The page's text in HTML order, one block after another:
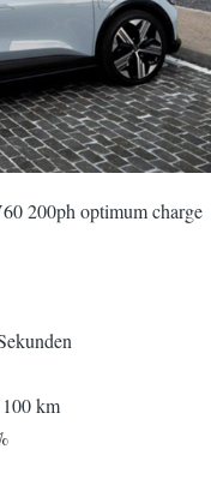
200ph optimum charge
km